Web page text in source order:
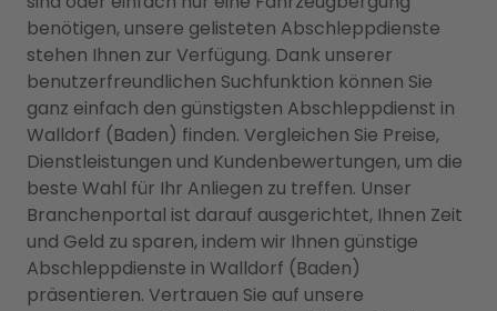
benötigen, unsere gelisteten Abschleppdienste
stehen Ihnen zur Verfügung. Dank unserer
benutzerfreundlichen Suchfunktion können Sie
ganz einfach den günstigsten Abschleppdienst in
Walldorf (Baden) finden. Vergleichen Sie Preise,
Dienstleistungen und Kundenbewertungen, um die
beste Wahl für Ihr Anliegen zu treffen. Unser
Branchenportal ist darauf ausgerichtet, Ihnen Zeit
und Geld zu sparen, indem wir Ihnen günstige
Abschleppdienste in Walldorf (Baden)
präsentieren. Vertrauen Sie auf unsere